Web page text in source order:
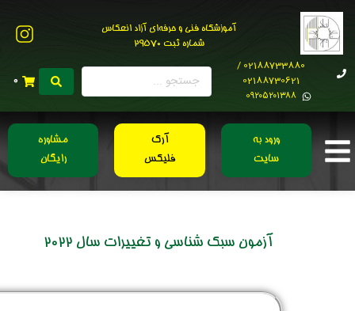
آموزشگاه فنی و حرفه‌ای آزاد انعکاس
شماره ثبت 29570
02188733880 /
02188730621
0۹۲۰۵۲۰۱۳۸۸
0
ورود به
سایت
آرک
فلیکس
مشاوره
رایگان
آزمون سبک شناسی و تغییرات سال 2022